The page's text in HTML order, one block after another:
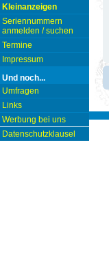
Kleinanzeigen
Seriennummern
anmelden / suchen
Termine
Impressum
Und noch...
Umfragen
Links
Werbung bei uns
Datenschutzklausel